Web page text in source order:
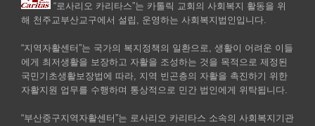
“로사리오 카리타스”는 카톨릭 교회의 사회복지 활동을 위
해 천주교부산교구에서 설립, 운영하는 사회복지법인입니다.
“지역자활센터”는 국가의 복지정책의 일환으로, 생활이 어려운 이들
에게 최저생활을 보장하고 자활을 조성하는 것을 목적으로 제정된
국민기초생활보장법에 따라, 지역 빈곤층의 자활을 촉진하기 위한
자활지원 업무를 수행하며 통상적으로 민간 법인에게 위탁됩니다.
“부산중구지역자활센터”는 로사리오 카리타스 소속의 사회복지기관